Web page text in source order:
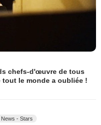
chefs-d'œuvre de tous
le monde a oubliée !
News - Stars